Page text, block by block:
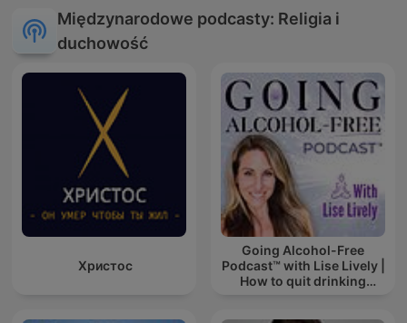
Międzynarodowe podcasty: Religia i
duchowość
Христос
Going Alcohol-Free
Podcast™ with Lise Lively |
How to quit drinking